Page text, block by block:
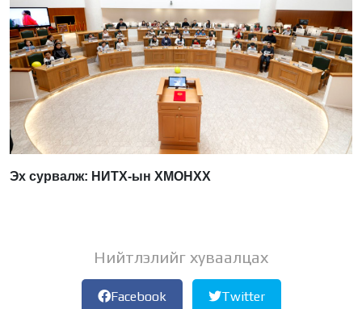
Эх сурвалж: НИТХ-ын ХМОНХХ
Нийтлэлийг хуваалцах
Facebook Twitter